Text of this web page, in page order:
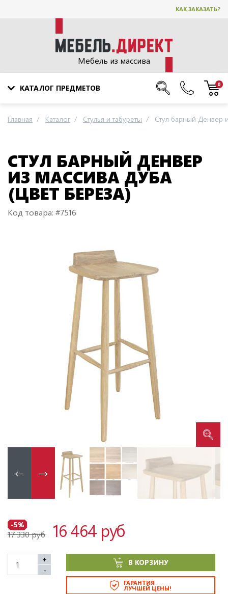
КАК ЗАКАЗАТЬ?
Мебель из массива
КАТАЛОГ ПРЕДМЕТОВ 0
Главная Каталог Стулья и табуреты Стул барный Денвер
СТУЛ БАРНЫЙ ДЕНВЕР
ИЗ МАССИВА ДУБА
(ЦВЕТ БЕРЕЗА)
Код товара: #7516
-5%
17 330 руб 16 464 руб
+
-
В КОРЗИНУ
ГАРАНТИЯ
ЛУЧШЕЙ ЦЕНЫ!